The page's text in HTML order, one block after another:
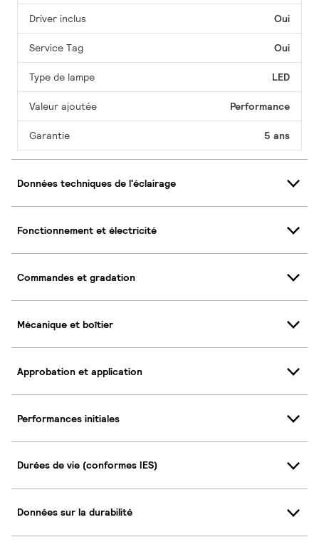
Driver inclus Oui
Service Tag Oui
Type de lampe LED
Valeur ajoutée Performance
Garantie 5 ans
Données techniques de l'éclairage
Fonctionnement et électricité
Commandes et gradation
Mécanique et boîtier
Approbation et application
Performances initiales
Durées de vie (conformes IES)
Données sur la durabilité